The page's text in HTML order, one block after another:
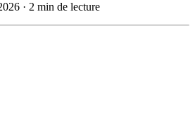
· 2 min de lecture